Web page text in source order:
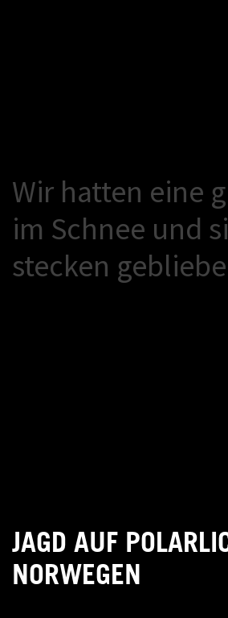
Wir hatten eine g
im Schnee und si
stecken gebliebe
JAGD AUF
NORWEGEN